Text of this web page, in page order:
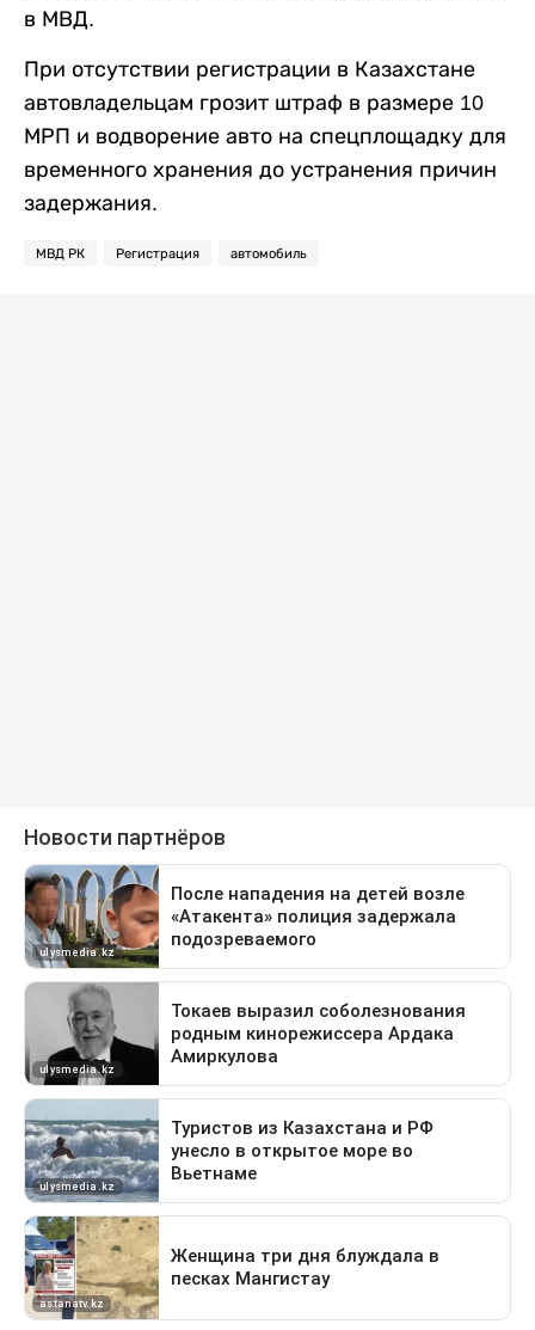
в МВД.
При отсутствии регистрации в Казахстане
автовладельцам грозит штраф в размере 10
МРП и водворение авто на спецплощадку для
временного хранения до устранения причин
задержания.
МВД РК Регистрация автомобиль